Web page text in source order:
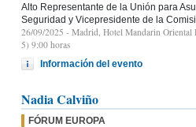
Alto Representante de la Unión para
Seguridad y Vicepresidente de la
26/09/2025 - Madrid, Hotel Mandarin Oriental
5) 9:00 horas
Información del evento
Nadia Calviño
FÓRUM EUROPA